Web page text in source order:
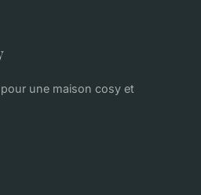
une maison cosy et